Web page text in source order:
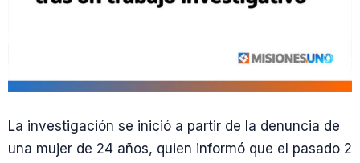
La investigación se inició a partir de la denuncia de
una mujer de 24 años, quien informó que el pasado 2